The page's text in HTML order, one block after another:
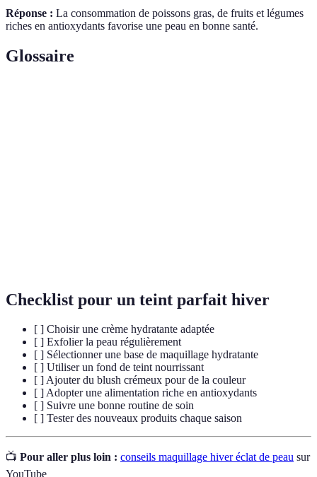
Réponse : La consommation de poissons gras, de fruits et légumes
riches en antioxydants favorise une peau en bonne santé.
Glossaire
Checklist pour un teint parfait hiver
[ ] Choisir une crème hydratante adaptée
[ ] Exfolier la peau régulièrement
[ ] Sélectionner une base de maquillage hydratante
[ ] Utiliser un fond de teint nourrissant
[ ] Ajouter du blush crémeux pour de la couleur
[ ] Adopter une alimentation riche en antioxydants
[ ] Suivre une bonne routine de soin
[ ] Tester des nouveaux produits chaque saison
📺 Pour aller plus loin : conseils maquillage hiver éclat de peau sur
YouTube